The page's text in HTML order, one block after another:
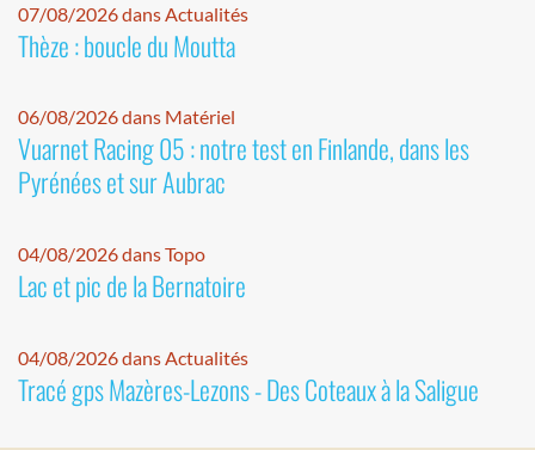
07/08/2026 dans Actualités
Thèze : boucle du Moutta
06/08/2026 dans Matériel
Vuarnet Racing 05 : notre test en Finlande, dans les
Pyrénées et sur Aubrac
04/08/2026 dans Topo
Lac et pic de la Bernatoire
04/08/2026 dans Actualités
Tracé gps Mazères-Lezons - Des Coteaux à la Saligue